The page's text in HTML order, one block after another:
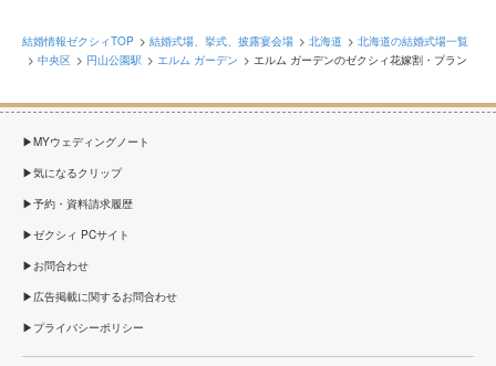
結婚情報ゼクシィTOP 結婚式場、挙式、披露宴会場 北海道
北海道の結婚式場一覧
中央区
円山公園駅 エルム ガーデン エルム ガーデンのゼクシィ花嫁割・プラン
MYウェディングノート
気になるクリップ
予約・資料請求履歴
ゼクシィ PCサイト
お問合わせ
広告掲載に関するお問合わせ
プライバシーポリシー